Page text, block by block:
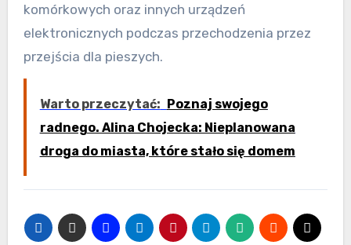
komórkowych oraz innych urządzeń
elektronicznych podczas przechodzenia przez
przejścia dla pieszych.
Warto przeczytać: Poznaj swojego
radnego. Alina Chojecka: Nieplanowana
droga do miasta, które stało się domem